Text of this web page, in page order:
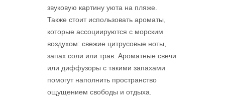
звуковую картину уюта на пляже.
Также стоит использовать ароматы,
которые ассоциируются с морским
воздухом: свежие цитрусовые ноты,
запах соли или трав. Ароматные свечи
или диффузоры с такими запахами
помогут наполнить пространство
ощущением свободы и отдыха.